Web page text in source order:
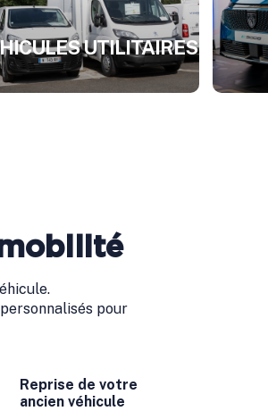
UTILITAIRES
pour
Reprise de votre
ancien véhicule